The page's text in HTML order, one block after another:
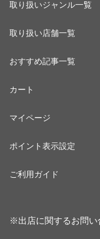
取り扱いジャンル一覧
取り扱い店舗一覧
おすすめ記事一覧
カート
マイページ
ポイント表示設定
ご利用ガイド
※出店に関するお問い